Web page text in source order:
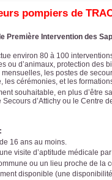
pompiers de
Première Intervention des
environ 80 à 100
ou d’animaux, protection des
les postes de
les cérémonies, et les
souhaitable, en plus d’être
Secours d’Attichy ou le Centre
16 ans au moins.
visite d’aptitude médicale
ou un lieu proche de la
disponible (une